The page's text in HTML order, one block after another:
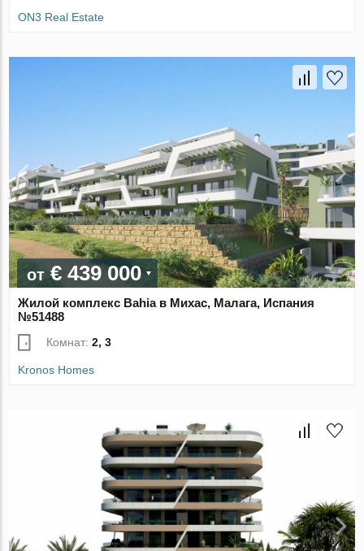
ON3 Real Estate
от€ 439 000
Жилой комплекс Bahia в Михас, Малага, Испания
№51488
Комнат:2, 3
Kronos Homes